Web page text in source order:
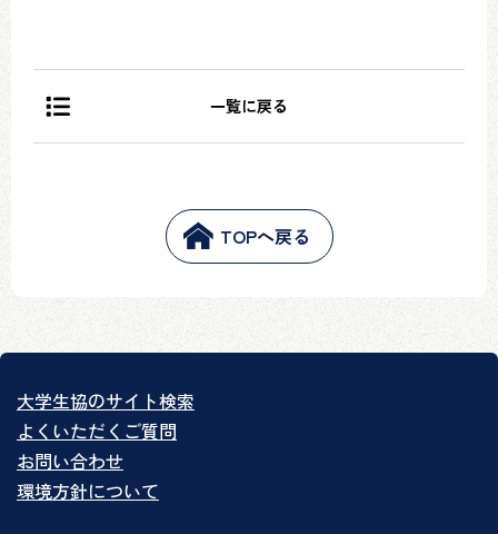
一覧に戻る
TOPへ戻る
大学生協のサイト検索
よくいただくご質問
お問い合わせ
環境方針について